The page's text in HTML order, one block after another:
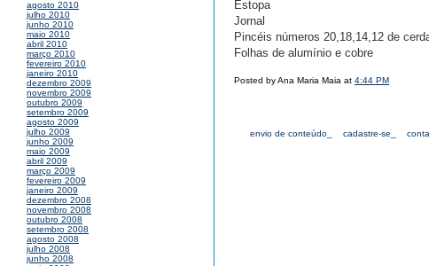
agosto 2010
julho 2010
junho 2010
maio 2010
abril 2010
março 2010
fevereiro 2010
janeiro 2010
dezembro 2009
novembro 2009
outubro 2009
setembro 2009
agosto 2009
julho 2009
junho 2009
maio 2009
abril 2009
março 2009
fevereiro 2009
janeiro 2009
dezembro 2008
novembro 2008
outubro 2008
setembro 2008
agosto 2008
julho 2008
junho 2008
Estopa
Jornal
Pincéis números 20,18,14,12 de
Folhas de alumínio e cobre
Posted by Ana Maria Maia at 4:44 PM
envio de conteúdo_ cadastre-se_